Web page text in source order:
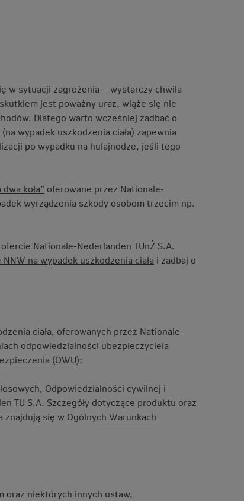
w sytuacji zagrożenia – wystarczy chwila
jest poważny uraz, wiąże się nie
Dlatego warto wcześniej zadbać o
wypadek uszkodzenia ciała) zapewnia
po wypadku na hulajnodze, jeśli tego
koła” oferowane przez Nationale-
wyrządzenia szkody osobom trzecim np.
Nationale-Nederlanden TUnŻ S.A.
na wypadek uszkodzenia ciała i zadbaj o
ciała, oferowanych przez Nationale-
odpowiedzialności ubezpieczyciela
(OWU);
Odpowiedzialności cywilnej i
TU S.A. Szczegóły dotyczące produktu oraz
znajdują się w Ogólnych Warunkach
oraz niektórych innych ustaw,